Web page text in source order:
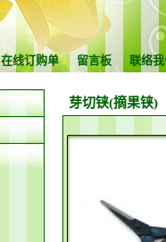
在线订购单 留言板 联络
芽切铗(摘果铗)